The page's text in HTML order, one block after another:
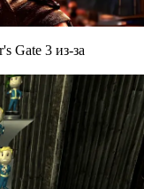
Gate 3 из-за